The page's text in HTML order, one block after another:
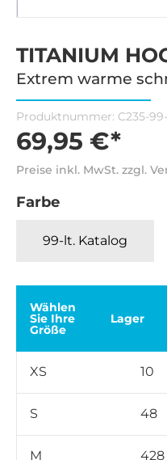
TITANIUM
Extrem warme
Produktnummer: C235-
69,95 €*
Preise inkl. MwSt. zzgl.
Farbe
99-lt. Katalog
Wählen
Sie Ihre
Größe
Lager
XS 10
S 48
M 428